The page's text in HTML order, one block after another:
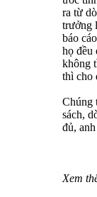
ra từ
trưởng
báo
họ đều
không
thì cho
Chúng
sách,
đủ,
Xem